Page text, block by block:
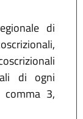
di
di ogni
3,